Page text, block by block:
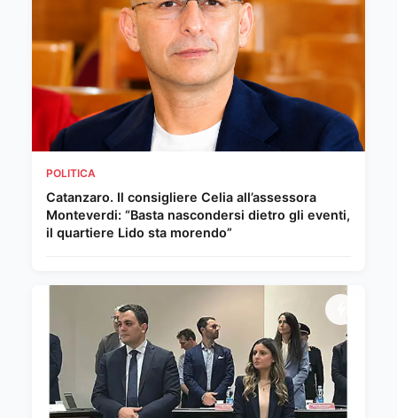
POLITICA
Catanzaro. Il consigliere Celia all’assessora
Monteverdi: “Basta nascondersi dietro gli eventi,
il quartiere Lido sta morendo”